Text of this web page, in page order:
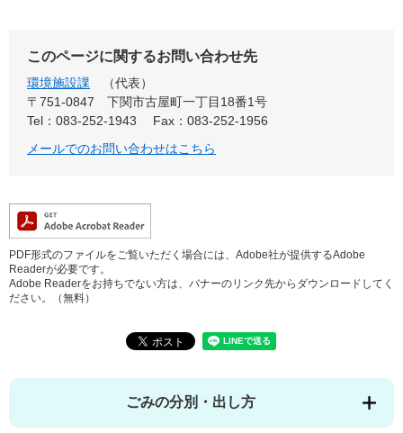
このページに関するお問い合わせ先
環境施設課
代表
〒751-0847
下関市古屋町一丁目18番1号
Tel：083-252-1943
Fax：083-252-1956
メールでのお問い合わせはこちら
PDF形式のファイルをご覧いただく場合には、Adobe社が提供するAdobe
Readerが必要です。
Adobe Readerをお持ちでない方は、バナーのリンク先からダウンロードしてく
ださい。（無料）
ごみの分別・出し方